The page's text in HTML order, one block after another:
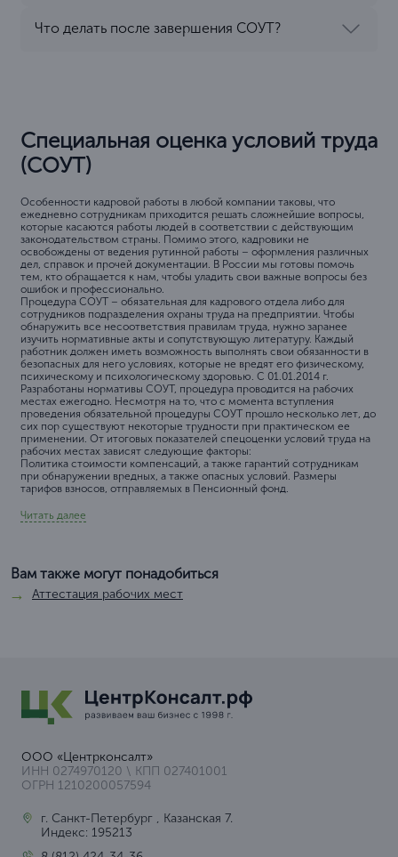
Что делать после завершения СОУТ?
Специальная оценка условий труда
(СОУТ)
Особенности кадровой работы в любой компании таковы, что
ежедневно сотрудникам приходится решать сложнейшие вопросы,
которые касаются работы людей в соответствии с действующим
законодательством страны. Помимо этого, кадровики не
освобождены от ведения рутинной работы – оформления различных
дел, справок и прочей документации. В России мы готовы помочь
тем, кто обращается к нам, чтобы уладить свои важные вопросы без
ошибок и профессионально.
Процедура СОУТ – обязательная для кадрового отдела либо для
сотрудников подразделения охраны труда на предприятии. Чтобы
обнаружить все несоответствия правилам труда, нужно заранее
изучить нормативные акты и сопутствующую литературу. Каждый
работник должен иметь возможность выполнять свои обязанности в
безопасных для него условиях, которые не вредят его физическому,
психическому и психологическому здоровью. С 01.01.2014 г.
Разработаны нормативы СОУТ, процедура проводится на рабочих
местах ежегодно. Несмотря на то, что с момента вступления
проведения обязательной процедуры СОУТ прошло несколько лет, до
сих пор существуют некоторые трудности при практическом ее
применении. От итоговых показателей спецоценки условий труда на
рабочих местах зависят следующие факторы:
Политика стоимости компенсаций, а также гарантий сотрудникам
при обнаружении вредных, а также опасных условий. Размеры
тарифов взносов, отправляемых в Пенсионный фонд.
Читать далее
Вам также могут понадобиться
Аттестация рабочих мест
ООО «Центрконсалт»
ИНН 0274970120 \ КПП 027401001
ОГРН 1210200057594
г. Санкт-Петербург , Казанская 7.
Индекс: 195213